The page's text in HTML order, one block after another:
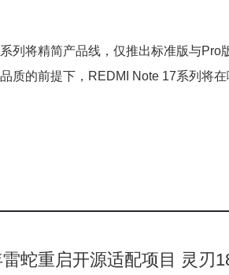
列将精简产品线，仅推出标准版与Pro
质的前提下，REDMI Note 17系列将
蛇重启开源适配项目 灵刃